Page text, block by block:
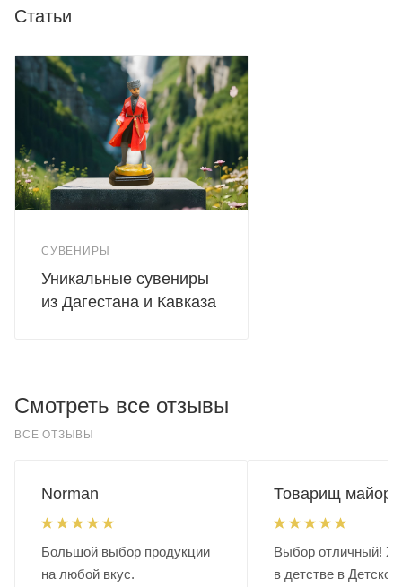
Статьи
СУВЕНИРЫ
Уникальные сувениры
из Дагестана и Кавказа
Смотреть все отзывы
ВСЕ ОТЗЫВЫ
Norman
Большой выбор продукции
на любой вкус.
Товарищ майор.
Выбор отличный!
в детстве в